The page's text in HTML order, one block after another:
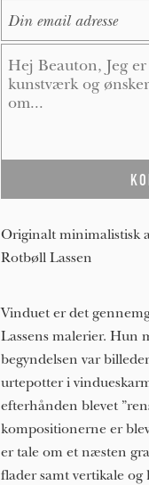
Originalt minimalistisk
Rotbøll Lassen
Vinduet er det
Lassens malerier. Hun
begyndelsen var
urtepotter i
efterhånden blevet
kompositionerne er
er tale om et næsten
flader samt vertikale